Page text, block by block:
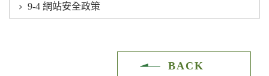
9-4 網站安全政策
BACK